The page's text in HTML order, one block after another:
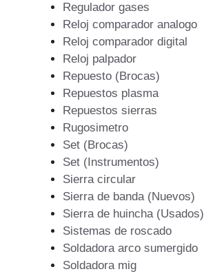
Regulador gases
Reloj comparador analogo
Reloj comparador digital
Reloj palpador
Repuesto (Brocas)
Repuestos plasma
Repuestos sierras
Rugosimetro
Set (Brocas)
Set (Instrumentos)
Sierra circular
Sierra de banda (Nuevos)
Sierra de huincha (Usados)
Sistemas de roscado
Soldadora arco sumergido
Soldadora mig